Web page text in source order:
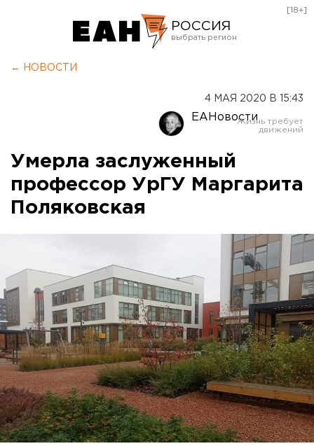
РОССИЯ
Оренбург
[18+]
← НОВОСТИ
4 МАЯ 2020 В 15:43
ЕАНовости
Умерла заслуженный
профессор УрГУ Маргарита
Поляковская